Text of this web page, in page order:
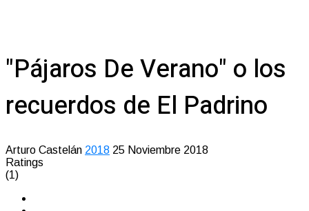
"Pájaros De Verano" o los
recuerdos de El Padrino
Arturo Castelán 2018 25 Noviembre 2018
Ratings
(1)